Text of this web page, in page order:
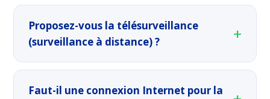
Proposez-vous la télésurveillance
(surveillance à distance) ?
Faut-il une connexion Internet pour la